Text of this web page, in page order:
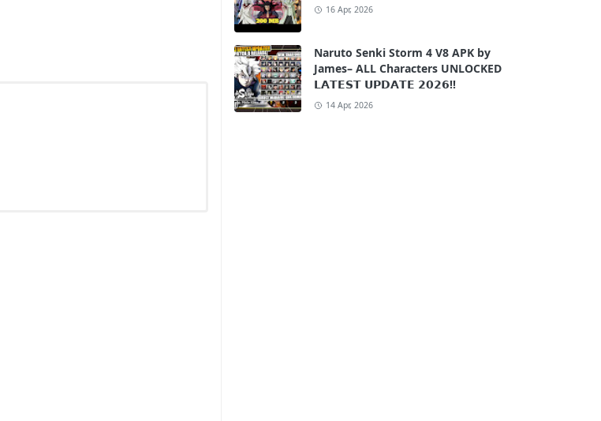
16 Apr, 2026
Naruto Senki Storm 4 V8 APK by
James– ALL Characters UNLOCKED
𝗟𝗔𝗧𝗘𝗦𝗧 𝗨𝗣𝗗𝗔𝗧𝗘 𝟮𝟬𝟮𝟲!!
14 Apr, 2026